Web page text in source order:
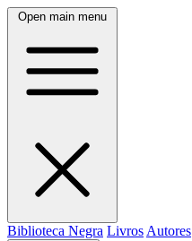
Open main menu
Biblioteca Negra Livros Autores